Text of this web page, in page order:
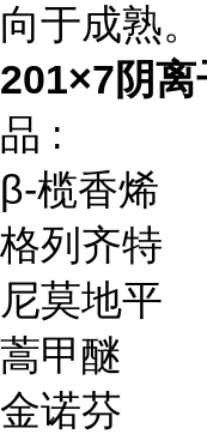
向于成熟。
201×7阴
品 :
β-榄香烯
格列齐特
尼莫地平
蒿甲醚
金诺芬